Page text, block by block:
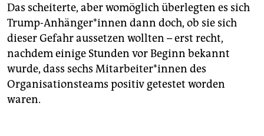
Das scheiterte, aber womöglich überlegten es sich
Trump-Anhänger*innen dann doch, ob sie sich
dieser Gefahr aussetzen wollten – erst recht,
nachdem einige Stunden vor Beginn bekannt
wurde, dass sechs Mitarbeiter*innen des
Organisationsteams positiv getestet worden
waren.